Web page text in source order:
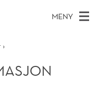
MENY